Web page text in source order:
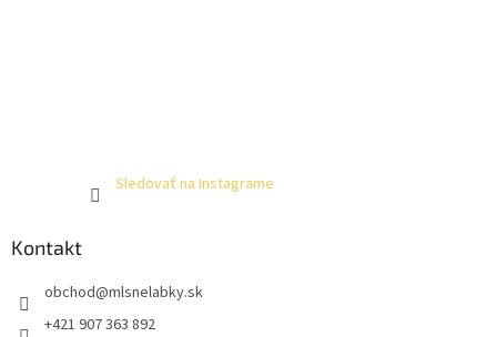
Sledovať na Instagrame
Kontakt
obchod@mlsnelabky.sk
+421 907 363 892